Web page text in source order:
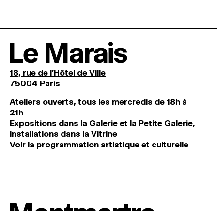
Le Marais
18, rue de l'Hôtel de Ville
75004 Paris
Ateliers ouverts, tous les mercredis de 18h à
21h
Expositions dans la Galerie et la Petite Galerie,
installations dans la Vitrine
Voir la programmation artistique et culturelle